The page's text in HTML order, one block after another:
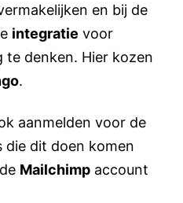
en bij de
integratie voor
te denken. Hier kozen
.
aanmelden voor de
die dit doen komen
Mailchimp account